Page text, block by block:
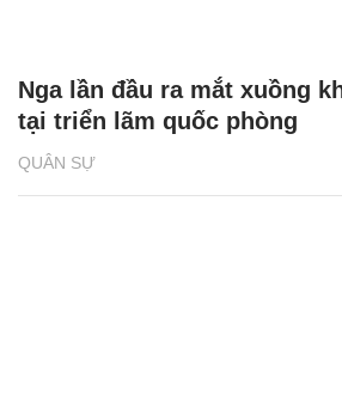
QUÂN SỰ
Nga lần đầu ra mắt xuồng
tại triển lãm quốc phòng